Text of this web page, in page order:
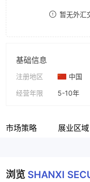
暂无外汇
基础信息
注册地区
中国
经营年限
5-10年
市场策略 展业区域
浏览 SHANXI